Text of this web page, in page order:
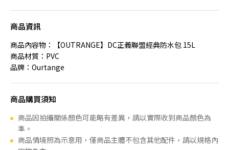
商品資訊
商品內容物：【OUTRANGE】DC正義聯盟經典防水包 15L
商品材質：PVC
品牌：Ourtange
商品購買須知
商品因拍攝關係顏色可能略有差異，請以實際收到商品顏色為
準。
商品情境照為示意用，僅商品主體不包含其他配件，請以規格內